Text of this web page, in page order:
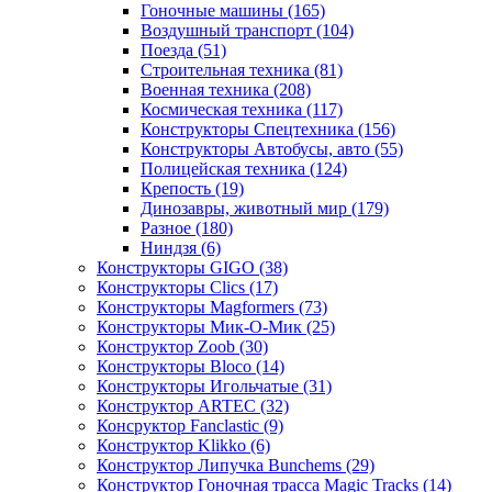
Гоночные машины (165)
Воздушный транспорт (104)
Поезда (51)
Строительная техника (81)
Военная техника (208)
Космическая техника (117)
Конструкторы Спецтехника (156)
Конструкторы Автобусы, авто (55)
Полицейская техника (124)
Крепость (19)
Динозавры, животный мир (179)
Разное (180)
Ниндзя (6)
Конструкторы GIGO (38)
Конструкторы Clics (17)
Конструкторы Magformers (73)
Конструкторы Мик-О-Мик (25)
Конструктор Zoob (30)
Конструкторы Bloco (14)
Конструкторы Игольчатые (31)
Конструктор ARTEC (32)
Консруктор Fanclastic (9)
Конструктор Klikko (6)
Конструктор Липучка Bunchems (29)
Конструктор Гоночная трасса Magic Tracks (14)